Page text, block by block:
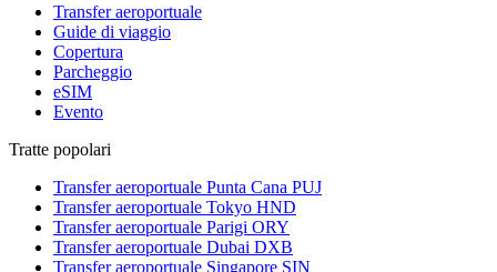
Transfer aeroportuale
Guide di viaggio
Copertura
Parcheggio
eSIM
Evento
Tratte popolari
Transfer aeroportuale Punta Cana PUJ
Transfer aeroportuale Tokyo HND
Transfer aeroportuale Parigi ORY
Transfer aeroportuale Dubai DXB
Transfer aeroportuale Singapore SIN